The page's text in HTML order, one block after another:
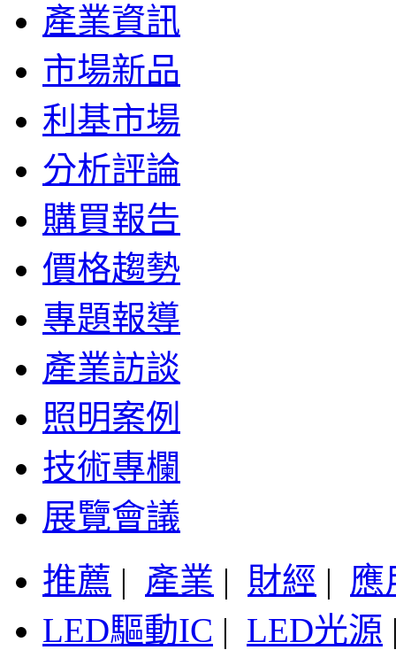
產業資訊
市場新品
利基市場
分析評論
購買報告
價格趨勢
專題報導
產業訪談
照明案例
技術專欄
展覽會議
推薦 | 產業 | 財經 | 應
LED驅動IC | LED光源